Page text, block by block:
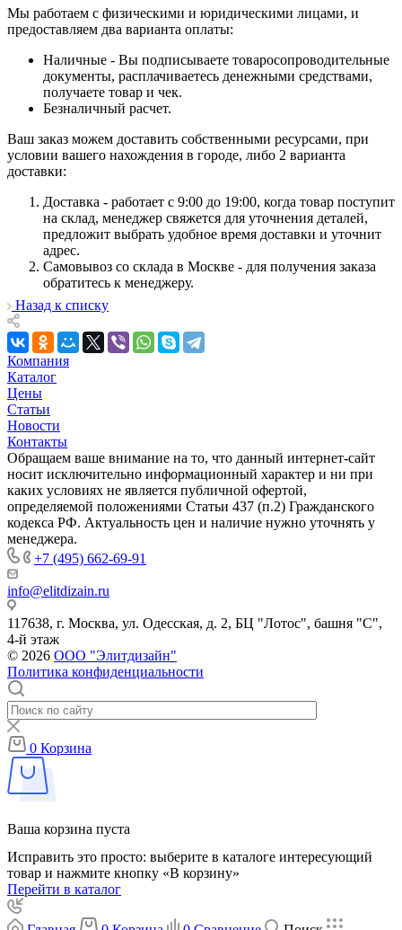
Мы работаем с физическими и юридическими лицами, и
предоставляем два варианта оплаты:
Наличные - Вы подписываете товаросопроводительные
документы, расплачиваетесь денежными средствами,
получаете товар и чек.
Безналичный расчет.
Ваш заказ можем доставить собственными ресурсами, при
условии вашего нахождения в городе, либо 2 варианта
доставки:
Доставка - работает с 9:00 до 19:00, когда товар поступит
на склад, менеджер свяжется для уточнения деталей,
предложит выбрать удобное время доставки и уточнит
адрес.
Самовывоз со склада в Москве - для получения заказа
обратитесь к менеджеру.
Назад к списку
Компания
Каталог
Цены
Статьи
Новости
Контакты
Обращаем ваше внимание на то, что данный интернет-сайт
носит исключительно информационный характер и ни при
каких условиях не является публичной офертой,
определяемой положениями Статьи 437 (п.2) Гражданского
кодекса РФ. Актуальность цен и наличие нужно уточнять у
менеджера.
+7 (495) 662-69-91
info@elitdizain.ru
117638, г. Москва, ул. Одесская, д. 2, БЦ "Лотос", башня "С",
4-й этаж
© 2026 ООО "Элитдизайн"
Политика конфиденциальности
0 Корзина
Ваша корзина пуста
Исправить это просто: выберите в каталоге интересующий
товар и нажмите кнопку «В корзину»
Перейти в каталог